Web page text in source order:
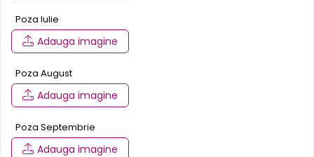
Standuri Mari
Standuri Medii
Standuri Mici
Standuri XL
Poza Iulie
Adauga imagine
Poza August
Adauga imagine
Poza Septembrie
Adauga imagine